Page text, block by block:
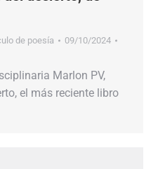
de poesía
09/10/2024
Marlon PV,
el más reciente libro